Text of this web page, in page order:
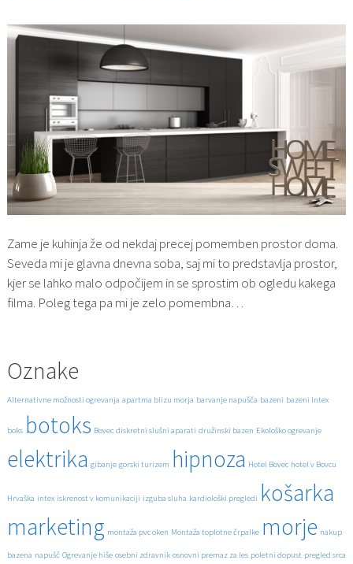
Zame je kuhinja že od nekdaj precej pomemben prostor doma.
Seveda mi je glavna dnevna soba, saj mi to predstavlja prostor,
kjer se lahko malo odpočijem in se sprostim ob ogledu kakega
filma. Poleg tega pa mi je zelo pomembna…
Oznake
Alternativne možnosti ogrevanja apartma blizu morja barvanje napušča bazeni bazeni Intex
boks botoks Bovec diskretni slušni aparati družinski bazen Ekološko ogrevanje
elektrika gibanje gorski turizem hipnoza Hotel Bovec hotel v Bovcu
Hrvaška intex iskrenost v komunikaciji izguba sluha kardiološki pregledi košarka
marketing montaža pvc oken Montaža toplotne črpalke morje nakup
bazena napušč Ogrevanje hiše osebni zdravnik osnovni premaz za les poletni dopust pregled srca